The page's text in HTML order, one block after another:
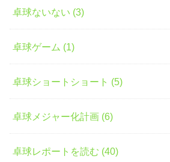
卓球ないない (3)
卓球ゲーム (1)
卓球ショートショート (5)
卓球メジャー化計画 (6)
卓球レポートを読む (40)